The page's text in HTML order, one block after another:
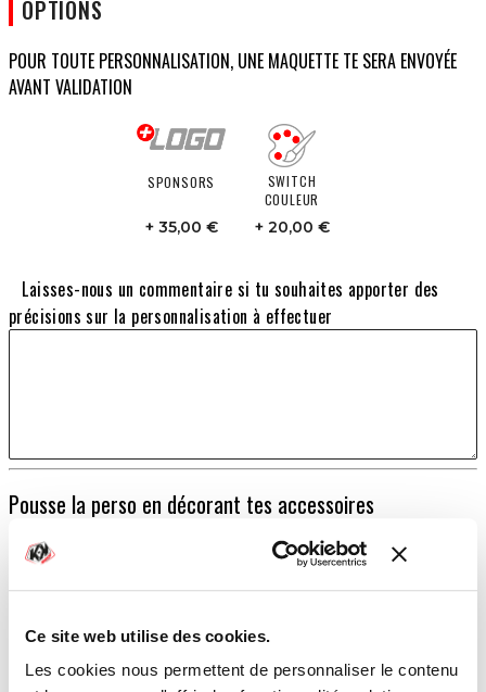
Ce site web utilise des cookies.
Les cookies nous permettent de personnaliser le contenu
OPTIONS
POUR TOUTE PERSONNALISATION, UNE MAQUETTE TE SERA ENVOYÉE
AVANT VALIDATION
SPONSORS
35,00 €
SWITCH
COULEUR
20,00 €
Laisses-nous un commentaire si tu souhaites apporter des
précisions sur la personnalisation à effectuer
Pousse la perso en décorant tes accessoires
STICKERS D'AILE
Extensions d'ailes origines YAMAHA 179,00 €
TOTAL